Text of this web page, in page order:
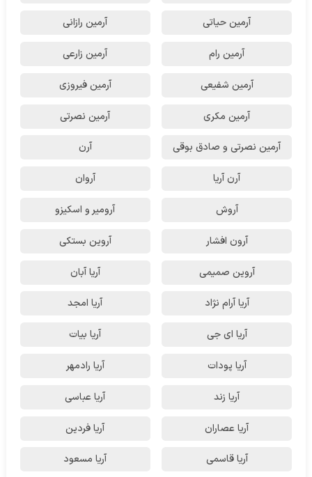
آرمین حیاتی آرمین رازانی
آرمین رام آرمین زارعی
آرمین شفیعی آرمین فیروزی
آرمین مکری آرمین نصرتی
آرمین نصرتی و صادق بوقی آرن
آرن آریا آروان
آروش آرومیر و اسکیزو
آرون افشار آروین بستکی
آروین صمیمی آریا آبان
آریا آرام نژاد آریا امجد
آریا ای جی آریا بیات
آریا پودات آریا رادمهر
آریا زند آریا عباسی
آریا عصاران آریا فردین
آریا قاسمی آریا مسعود